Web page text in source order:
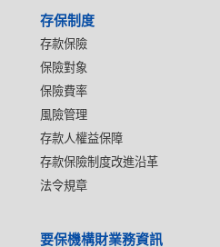
存保制度
存款保險
保險對象
保險費率
風險管理
存款人權益保障
存款保險制度改進沿革
法令規章
要保機構財業務資訊